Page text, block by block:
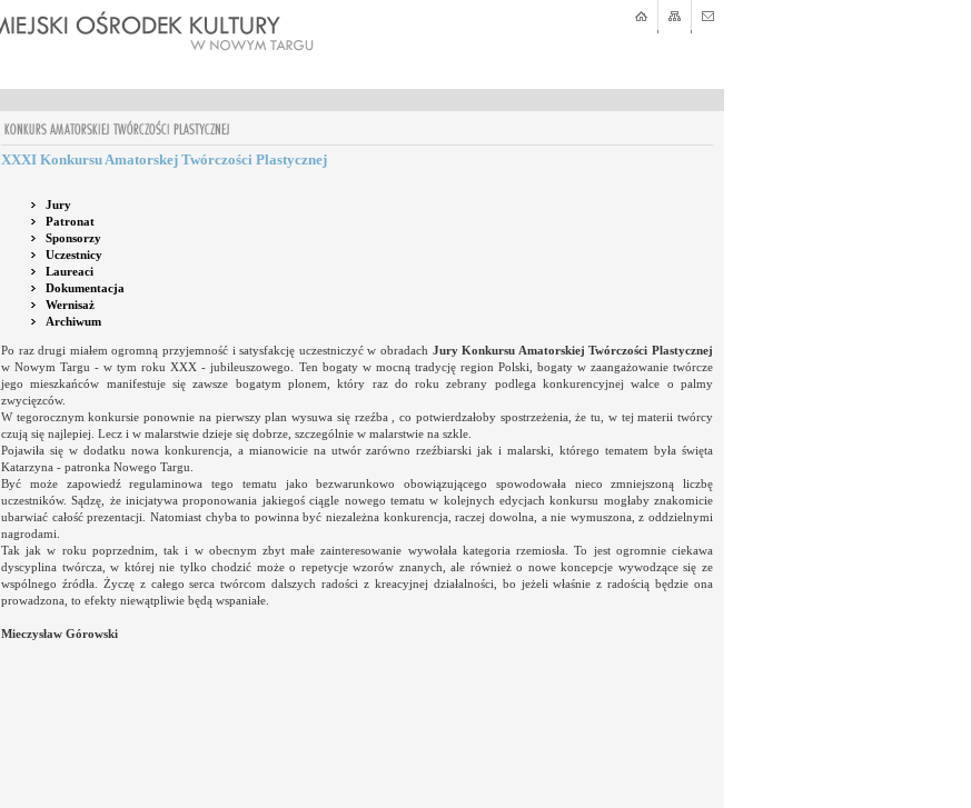
XXXI Konkursu Amatorskej Twórczości Plastycznej
Jury
Patronat
Sponsorzy
Uczestnicy
Laureaci
Dokumentacja
Wernisaż
Archiwum
Po raz drugi miałem ogromną przyjemność i satysfakcję uczestniczyć w obradach Jury Konkursu Amatorskiej Twórczości Plastycznej
w Nowym Targu - w tym roku XXX - jubileuszowego. Ten bogaty w mocną tradycję region Polski, bogaty w zaangażowanie twórcze
jego mieszkańców manifestuje się zawsze bogatym plonem, który raz do roku zebrany podlega konkurencyjnej walce o palmy
zwycięzców.
W tegorocznym konkursie ponownie na pierwszy plan wysuwa się rzeźba , co potwierdzałoby spostrzeżenia, że tu, w tej materii twórcy
czują się najlepiej. Lecz i w malarstwie dzieje się dobrze, szczególnie w malarstwie na szkle.
Pojawiła się w dodatku nowa konkurencja, a mianowicie na utwór zarówno rzeźbiarski jak i malarski, którego tematem była święta
Katarzyna - patronka Nowego Targu.
Być może zapowiedź regulaminowa tego tematu jako bezwarunkowo obowiązującego spowodowała nieco zmniejszoną liczbę
uczestników. Sądzę, że inicjatywa proponowania jakiegoś ciągle nowego tematu w kolejnych edycjach konkursu mogłaby znakomicie
ubarwiać całość prezentacji. Natomiast chyba to powinna być niezależna konkurencja, raczej dowolna, a nie wymuszona, z oddzielnymi
nagrodami.
Tak jak w roku poprzednim, tak i w obecnym zbyt małe zainteresowanie wywołała kategoria rzemiosła. To jest ogromnie ciekawa
dyscyplina twórcza, w której nie tylko chodzić może o repetycje wzorów znanych, ale również o nowe koncepcje wywodzące się ze
wspólnego źródła. Życzę z całego serca twórcom dalszych radości z kreacyjnej działalności, bo jeżeli właśnie z radością będzie ona
prowadzona, to efekty niewątpliwie będą wspaniałe.
Mieczysław Górowski